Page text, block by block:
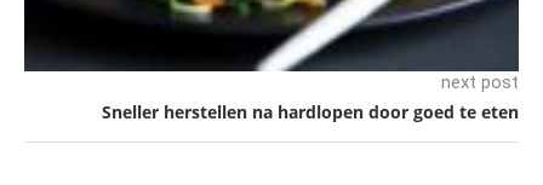
next post
Sneller herstellen na hardlopen door goed te eten